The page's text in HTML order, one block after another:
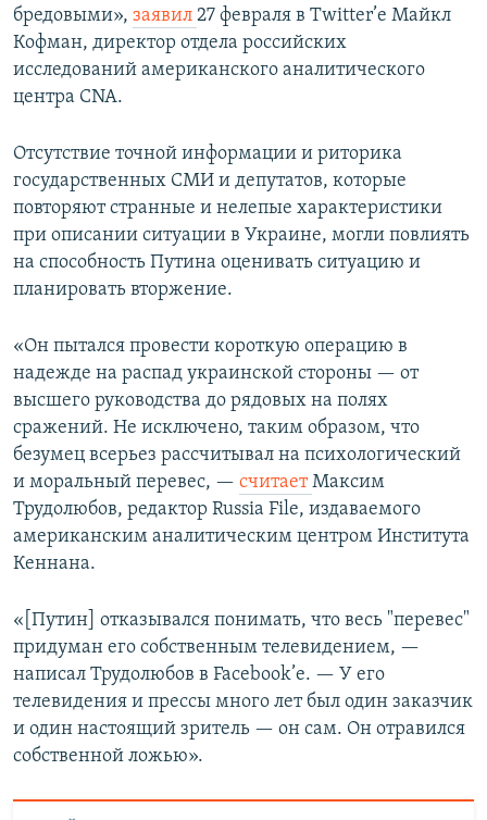
бредовыми», заявил 27 февраля в Twitter’е Майкл
Кофман, директор отдела российских
исследований американского аналитического
центра CNA.
Отсутствие точной информации и риторика
государственных СМИ и депутатов, которые
повторяют странные и нелепые характеристики
при описании ситуации в Украине, могли повлиять
на способность Путина оценивать ситуацию и
планировать вторжение.
«Он пытался провести короткую операцию в
надежде на распад украинской стороны — от
высшего руководства до рядовых на полях
сражений. Не исключено, таким образом, что
безумец всерьез рассчитывал на психологический
и моральный перевес, — считаетМаксим
Трудолюбов, редактор Russia File, издаваемого
американским аналитическим центром Института
Кеннана.
«[Путин] отказывался понимать, что весь "перевес"
придуман его собственным телевидением, —
написал Трудолюбов в Facebook’е. — У его
телевидения и прессы много лет был один заказчик
и один настоящий зритель — он сам. Он отравился
собственной ложью».